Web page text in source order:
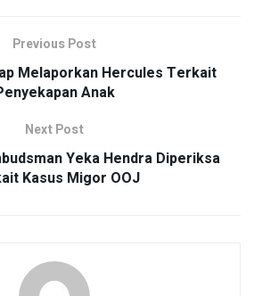
Previous Post
Melaporkan Hercules Terkait
Anak
Next Post
Yeka Hendra Diperiksa
Kasus Migor OOJ